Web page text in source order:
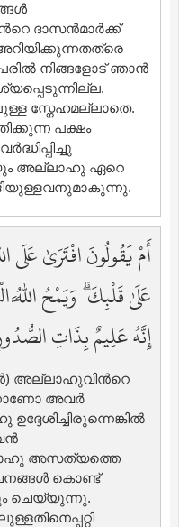
ദാസന്‍മാര്‍ക്ക്
നിങ്ങളോട് ഞാന്‍
സ്നേഹമല്ലാതെ.
പക്ഷം
അല്ലാഹു ഏറെ
أَمْ يَقُولُونَ افْتَرَىٰ عَلَى
عَلَىٰ قَلْبِكَ ۗ وَيَمْحُ
إِنَّهُ عَلِيمٌ بِذَاتِ
അല്ലാഹുവിന്‍റെ
അവര്‍
അസത്യത്തെ
കൊണ്ട്
ചെയ്യുന്നു.